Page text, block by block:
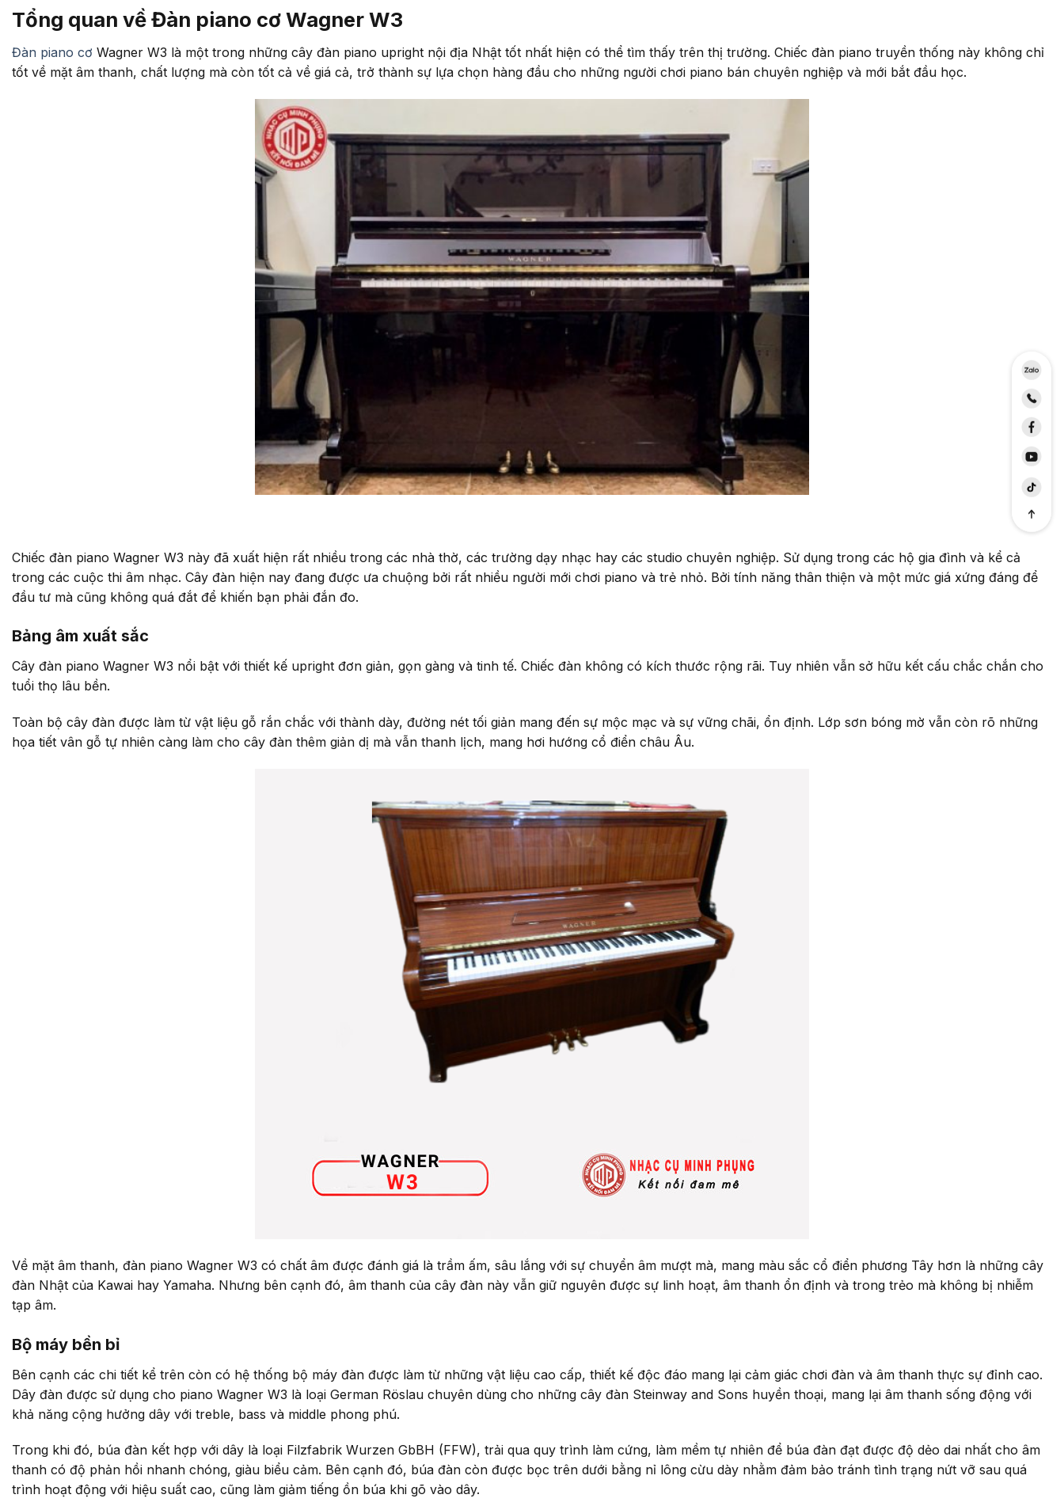
Tổng quan về Đàn piano cơ Wagner W3
Đàn piano cơ Wagner W3 là một trong những cây đàn piano upright nội địa Nhật tốt nhất hiện có thể tìm thấy trên thị trường. Chiếc đàn piano truyền thống này không chỉ
tốt về mặt âm thanh, chất lượng mà còn tốt cả về giá cả, trở thành sự lựa chọn hàng đầu cho những người chơi piano bán chuyên nghiệp và mới bắt đầu học.
Chiếc đàn piano Wagner W3 này đã xuất hiện rất nhiều trong các nhà thờ, các trường dạy nhạc hay các studio chuyên nghiệp. Sử dụng trong các hộ gia đình và kể cả
trong các cuộc thi âm nhạc. Cây đàn hiện nay đang được ưa chuộng bởi rất nhiều người mới chơi piano và trẻ nhỏ. Bởi tính năng thân thiện và một mức giá xứng đáng để
đầu tư mà cũng không quá đắt để khiến bạn phải đắn đo.
Bảng âm xuất sắc
Cây đàn piano Wagner W3 nổi bật với thiết kế upright đơn giản, gọn gàng và tinh tế. Chiếc đàn không có kích thước rộng rãi. Tuy nhiên vẫn sở hữu kết cấu chắc chắn cho
tuổi thọ lâu bền.
Toàn bộ cây đàn được làm từ vật liệu gỗ rắn chắc với thành dày, đường nét tối giản mang đến sự mộc mạc và sự vững chãi, ổn định. Lớp sơn bóng mờ vẫn còn rõ những
họa tiết vân gỗ tự nhiên càng làm cho cây đàn thêm giản dị mà vẫn thanh lịch, mang hơi hướng cổ điển châu Âu.
Về mặt âm thanh, đàn piano Wagner W3 có chất âm được đánh giá là trầm ấm, sâu lắng với sự chuyển âm mượt mà, mang màu sắc cổ điển phương Tây hơn là những cây
đàn Nhật của Kawai hay Yamaha. Nhưng bên cạnh đó, âm thanh của cây đàn này vẫn giữ nguyên được sự linh hoạt, âm thanh ổn định và trong trẻo mà không bị nhiễm
tạp âm.
Bộ máy bền bỉ
Bên cạnh các chi tiết kể trên còn có hệ thống bộ máy đàn được làm từ những vật liệu cao cấp, thiết kế độc đáo mang lại cảm giác chơi đàn và âm thanh thực sự đỉnh cao.
Dây đàn được sử dụng cho piano Wagner W3 là loại German Röslau chuyên dùng cho những cây đàn Steinway and Sons huyền thoại, mang lại âm thanh sống động với
khả năng cộng hưởng dây với treble, bass và middle phong phú.
Trong khi đó, búa đàn kết hợp với dây là loại Filzfabrik Wurzen GbBH (FFW), trải qua quy trình làm cứng, làm mềm tự nhiên để búa đàn đạt được độ dẻo dai nhất cho âm
thanh có độ phản hồi nhanh chóng, giàu biểu cảm. Bên cạnh đó, búa đàn còn được bọc trên dưới bằng nỉ lông cừu dày nhằm đảm bảo tránh tình trạng nứt vỡ sau quá
trình hoạt động với hiệu suất cao, cũng làm giảm tiếng ồn búa khi gõ vào dây.